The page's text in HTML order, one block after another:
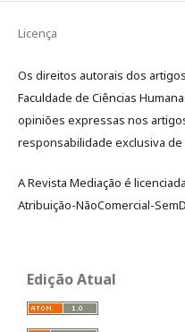
Licença
Os direitos autorais dos
Faculdade de Ciências
opiniões expressas nos
responsabilidade exclusiva
A Revista Mediação é
Atribuição-NãoComercial-
Edição Atual